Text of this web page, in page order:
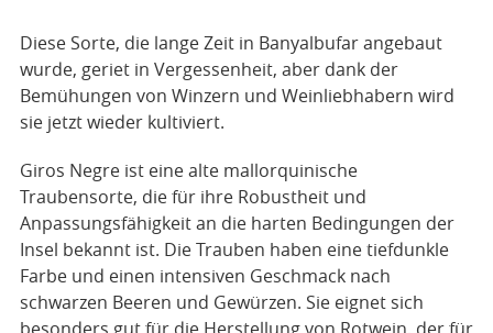
Diese Sorte, die lange Zeit in Banyalbufar angebaut
wurde, geriet in Vergessenheit, aber dank der
Bemühungen von Winzern und Weinliebhabern wird
sie jetzt wieder kultiviert.
Giros Negre ist eine alte mallorquinische
Traubensorte, die für ihre Robustheit und
Anpassungsfähigkeit an die harten Bedingungen der
Insel bekannt ist. Die Trauben haben eine tiefdunkle
Farbe und einen intensiven Geschmack nach
schwarzen Beeren und Gewürzen. Sie eignet sich